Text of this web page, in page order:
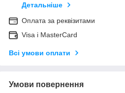
Детальніше
Оплата за реквізитами
Visa і MasterCard
Всі умови оплати
Умови повернення